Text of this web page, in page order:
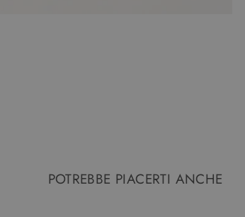
POTREBBE PIACERTI ANCHE